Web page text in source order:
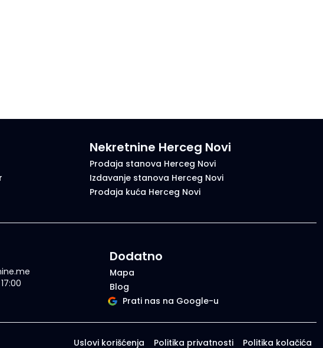
Nekretnine Herceg Novi
Prodaja stanova Herceg Novi
Izdavanje stanova Herceg Novi
Prodaja kuća Herceg Novi
Dodatno
Mapa
Blog
Prati nas na Google-u
Uslovi korišćenja Politika privatnosti Politika kolačića